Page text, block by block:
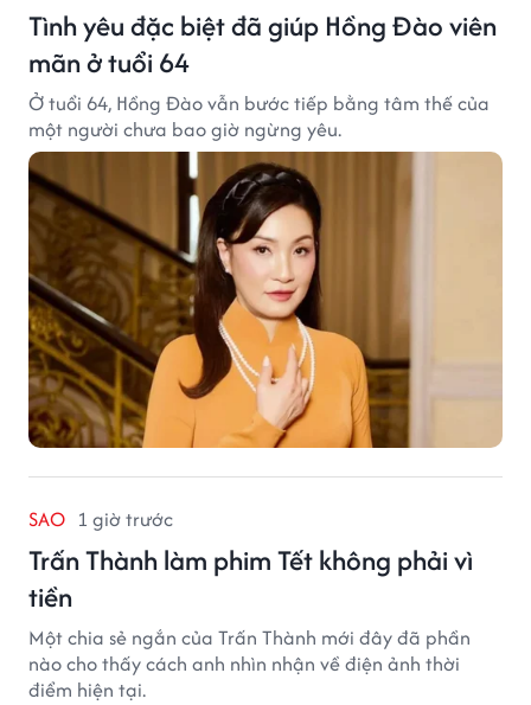
Tình yêu đặc biệt đã giúp Hồng Đào viên
mãn ở tuổi 64
Ở tuổi 64, Hồng Đào vẫn bước tiếp bằng tâm thế của
một người chưa bao giờ ngừng yêu.
SAO 1 giờ trước
Trấn Thành làm phim Tết không phải vì
tiền
Một chia sẻ ngắn của Trấn Thành mới đây đã phần
nào cho thấy cách anh nhìn nhận về điện ảnh thời
điểm hiện tại.